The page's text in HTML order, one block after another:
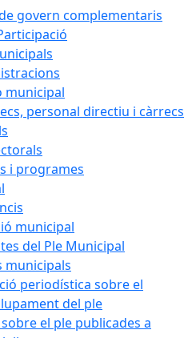
govern complementaris
municipal
personal directiu i càrrecs
i programes
municipal
del Ple Municipal
municipals
periodística sobre el
del ple
el ple publicades a